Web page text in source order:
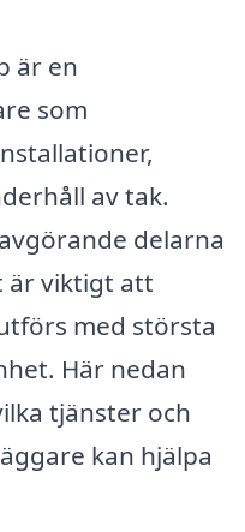
är en
som
av tak.
delarna
är viktigt att
med största
Här nedan
tjänster och
kan hjälpa